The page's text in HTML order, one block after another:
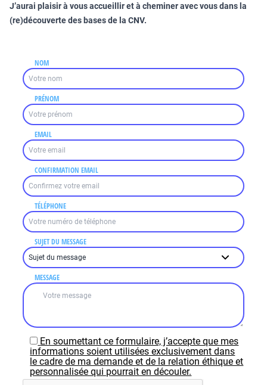
J’aurai plaisir à vous accueillir et à cheminer avec vous dans la
(re)découverte des bases de la CNV.
NOM
PRÉNOM
EMAIL
CONFIRMATION EMAIL
TÉLÉPHONE
SUJET DU MESSAGE
MESSAGE
En soumettant ce formulaire, j’accepte que mes
informations soient utilisées exclusivement dans
le cadre de ma demande et de la relation éthique et
personnalisée qui pourrait en découler.